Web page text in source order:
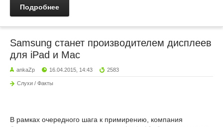
Подробнее
Samsung станет производителем дисплеев
для iPad и Mac
ankaZp 16.04.2015, 14:43 2583
Слухи / Факты
В рамках очередного шага к примирению, компания